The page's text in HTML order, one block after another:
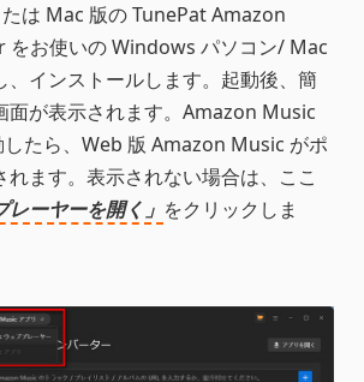
は Mac 版の TunePat Amazon
お使いの Windows パソコン/ Mac
、インストールします。起動後、簡
面が表示されます。Amazon Music
たら、Web 版 Amazon Music がポ
れます。表示されない場合は、ここ
レーヤーを開く」 をクリックしま